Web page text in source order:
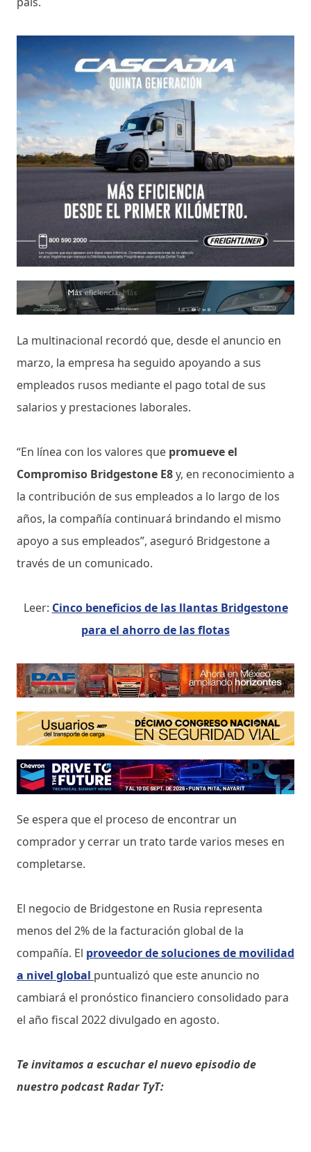
La multinacional recordó que, desde el anuncio en
marzo, la empresa ha seguido apoyando a sus
empleados rusos mediante el pago total de sus
salarios y prestaciones laborales.
“En línea con los valores que promueve el
Compromiso Bridgestone E8y, en reconocimiento a
la contribución de sus empleados a lo largo de los
años, la compañía continuará brindando el mismo
apoyo a sus empleados”, aseguró Bridgestone a
través de un comunicado.
Leer: Cinco beneficios de las llantas Bridgestone
para el ahorro de las flotas
Se espera que el proceso de encontrar un
comprador y cerrar un trato tarde varios meses en
completarse.
El negocio de Bridgestone en Rusia representa
menos del 2% de la facturación global de la
compañía. El proveedor de soluciones de movilidad
a nivel global puntualizó que este anuncio no
cambiará el pronóstico financiero consolidado para
el año fiscal 2022 divulgado en agosto.
Te invitamos a escuchar el nuevo episodio de
nuestro podcast Radar TyT: